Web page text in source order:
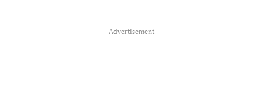
Advertisement